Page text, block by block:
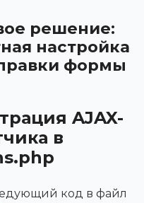
решение:
настройка
формы
AJAX-
в
код в файл